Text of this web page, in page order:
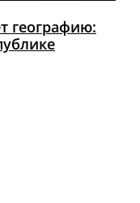
географию: